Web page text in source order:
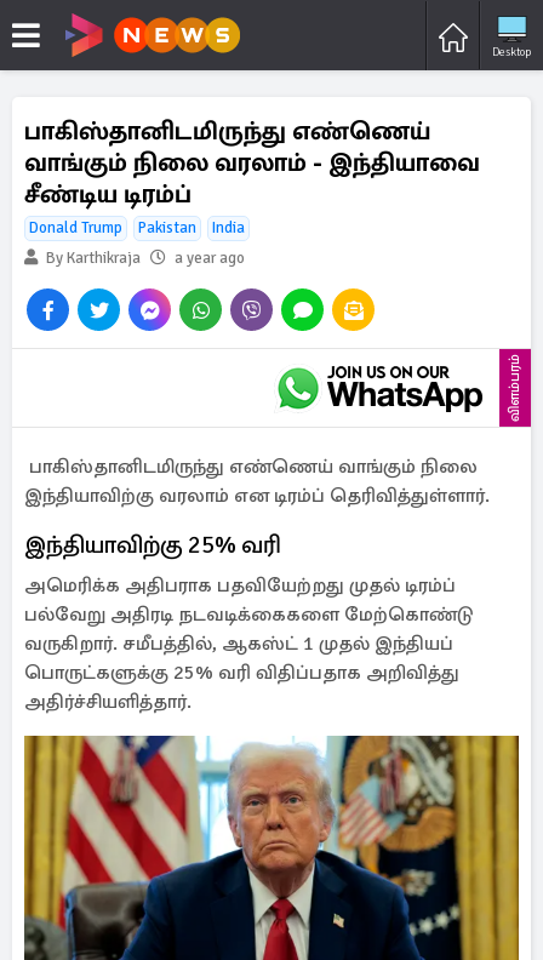
Desktop
பாகிஸ்தானிடமிருந்து எண்ணெய்
வாங்கும் நிலை வரலாம் - இந்தியாவை
சீண்டிய டிரம்ப்
Donald Trump Pakistan
India
By Karthikraja
a year ago
விளம்பரம்
பாகிஸ்தானிடமிருந்து எண்ணெய் வாங்கும் நிலை
இந்தியாவிற்கு வரலாம் என டிரம்ப் தெரிவித்துள்ளார்.
இந்தியாவிற்கு 25% வரி
அமெரிக்க அதிபராக பதவியேற்றது முதல் டிரம்ப்
பல்வேறு அதிரடி நடவடிக்கைகளை மேற்கொண்டு
வருகிறார். சமீபத்தில், ஆகஸ்ட் 1 முதல் இந்தியப்
பொருட்களுக்கு 25% வரி விதிப்பதாக அறிவித்து
அதிர்ச்சியளித்தார்.